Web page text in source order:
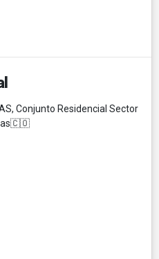
Conjunto Residencial Sector